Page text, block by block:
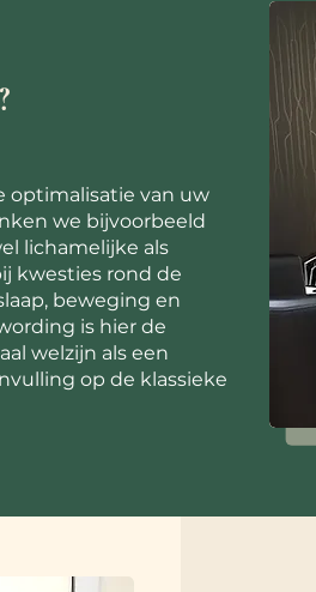
optimalisatie van uw
we bijvoorbeeld
lichamelijke als
kwesties rond de
beweging en
is hier de
welzijn als een
op de klassieke